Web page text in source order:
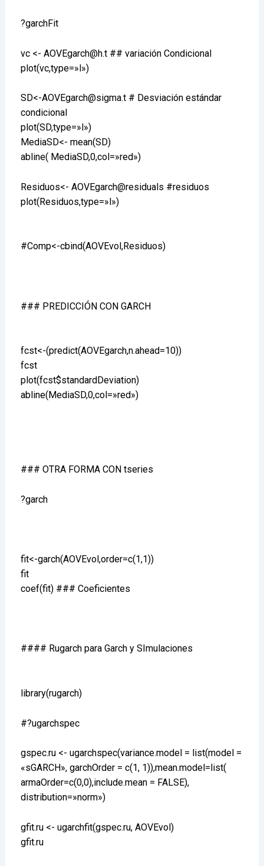
?garchFit
vc <- AOVEgarch@h.t ## variación Condicional
plot(vc,type=»l»)
SD<-AOVEgarch@sigma.t # Desviación estándar
condicional
plot(SD,type=»l»)
MediaSD<- mean(SD)
abline( MediaSD,0,col=»red»)
Residuos<- AOVEgarch@residuals #residuos
plot(Residuos,type=»l»)
#Comp<-cbind(AOVEvol,Residuos)
### PREDICCIÓN CON GARCH
fcst<-(predict(AOVEgarch,n.ahead=10))
fcst
plot(fcst$standardDeviation)
abline(MediaSD,0,col=»red»)
### OTRA FORMA CON tseries
?garch
fit<-garch(AOVEvol,order=c(1,1))
fit
coef(fit) ### Coeficientes
#### Rugarch para Garch y SImulaciones
library(rugarch)
#?ugarchspec
gspec.ru <- ugarchspec(variance.model = list(model =
«sGARCH», garchOrder = c(1, 1)),mean.model=list(
armaOrder=c(0,0),include.mean = FALSE),
distribution=»norm»)
gfit.ru <- ugarchfit(gspec.ru, AOVEvol)
gfit.ru